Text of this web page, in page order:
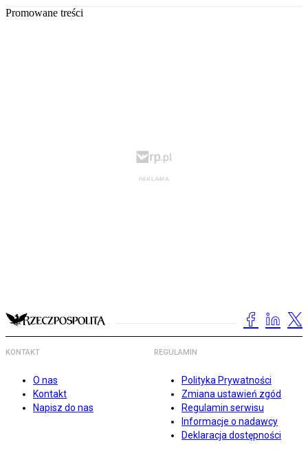
Promowane treści
KONTAKT
O nas
Kontakt
Napisz do nas
REGULAMIN
Polityka Prywatności
Zmiana ustawień zgód
Regulamin serwisu
Informacje o nadawcy
Deklaracja dostępności